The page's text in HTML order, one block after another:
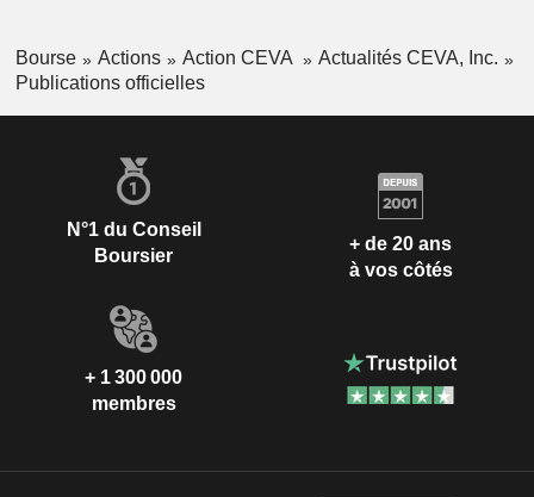
Bourse Actions Action CEVA
Actualités CEVA, Inc.
Publications officielles
N°1 du Conseil
Boursier
+ de 20 ans
à vos côtés
+ 1 300 000
membres